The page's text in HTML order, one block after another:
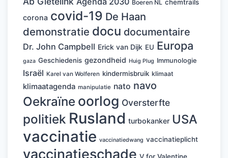
Boeren NL chemtrails
corona covid-19 De Haan
demonstratie docu documentaire
Dr. John Campbell Erick van Dijk EU Europa
gaza Geschiedenis gezondheid Huig Plug Immunologie
Israël Karel van Wolferen kindermisbruik klimaat
klimaatagenda manipulatie nato navo
Oekraïne oorlog Oversterfte
politiek Rusland turbokanker USA
vaccinatie vaccinatiedwang vaccinatieplicht
vaccinatieschade